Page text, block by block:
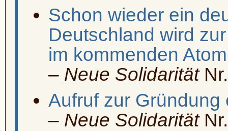
Schon wieder ein
Deutschland wird
im kommenden
– Neue Solidarität
Aufruf zur Gründung
– Neue Solidarität